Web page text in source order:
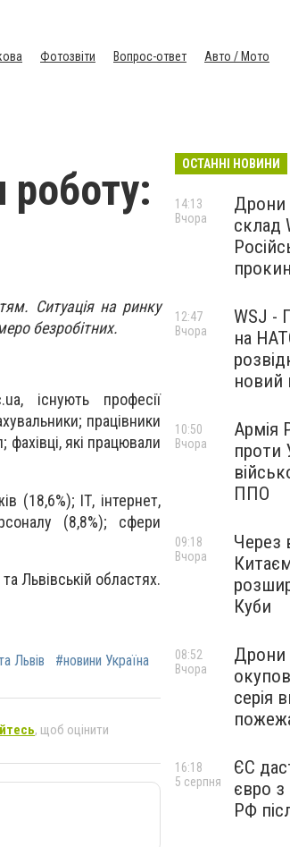
Фотозвіти Вопрос-ответ
Авто / Мото
роботу:
Ситуація на ринку
безробітних.
існують професії
працівники
які працювали
(18,6%); ІТ, інтернет,
(8,8%); сфери
Львівській областях.
Львів #новини Україна
, щоб оцінити
ОСТАННІ НОВИНИ
Дрони
склад
14:13
Вчора
WSJ -
на
новий
12:47
Вчора
Армія
проти
ППО
10:50
Вчора
Через
Куби
09:18
Вчора
Дрони
серія
08:52
Вчора
ЄС
євро з
РФ
16:18
5 серпня